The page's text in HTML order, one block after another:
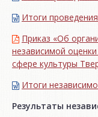
Итоги
Приказ «Об
независимой
сфере культуры
Итоги
Результаты